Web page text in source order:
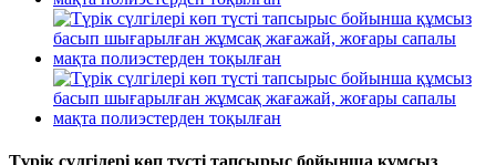
Түрік сүлгілері көп түсті тапсырыс бойынша құмсыз